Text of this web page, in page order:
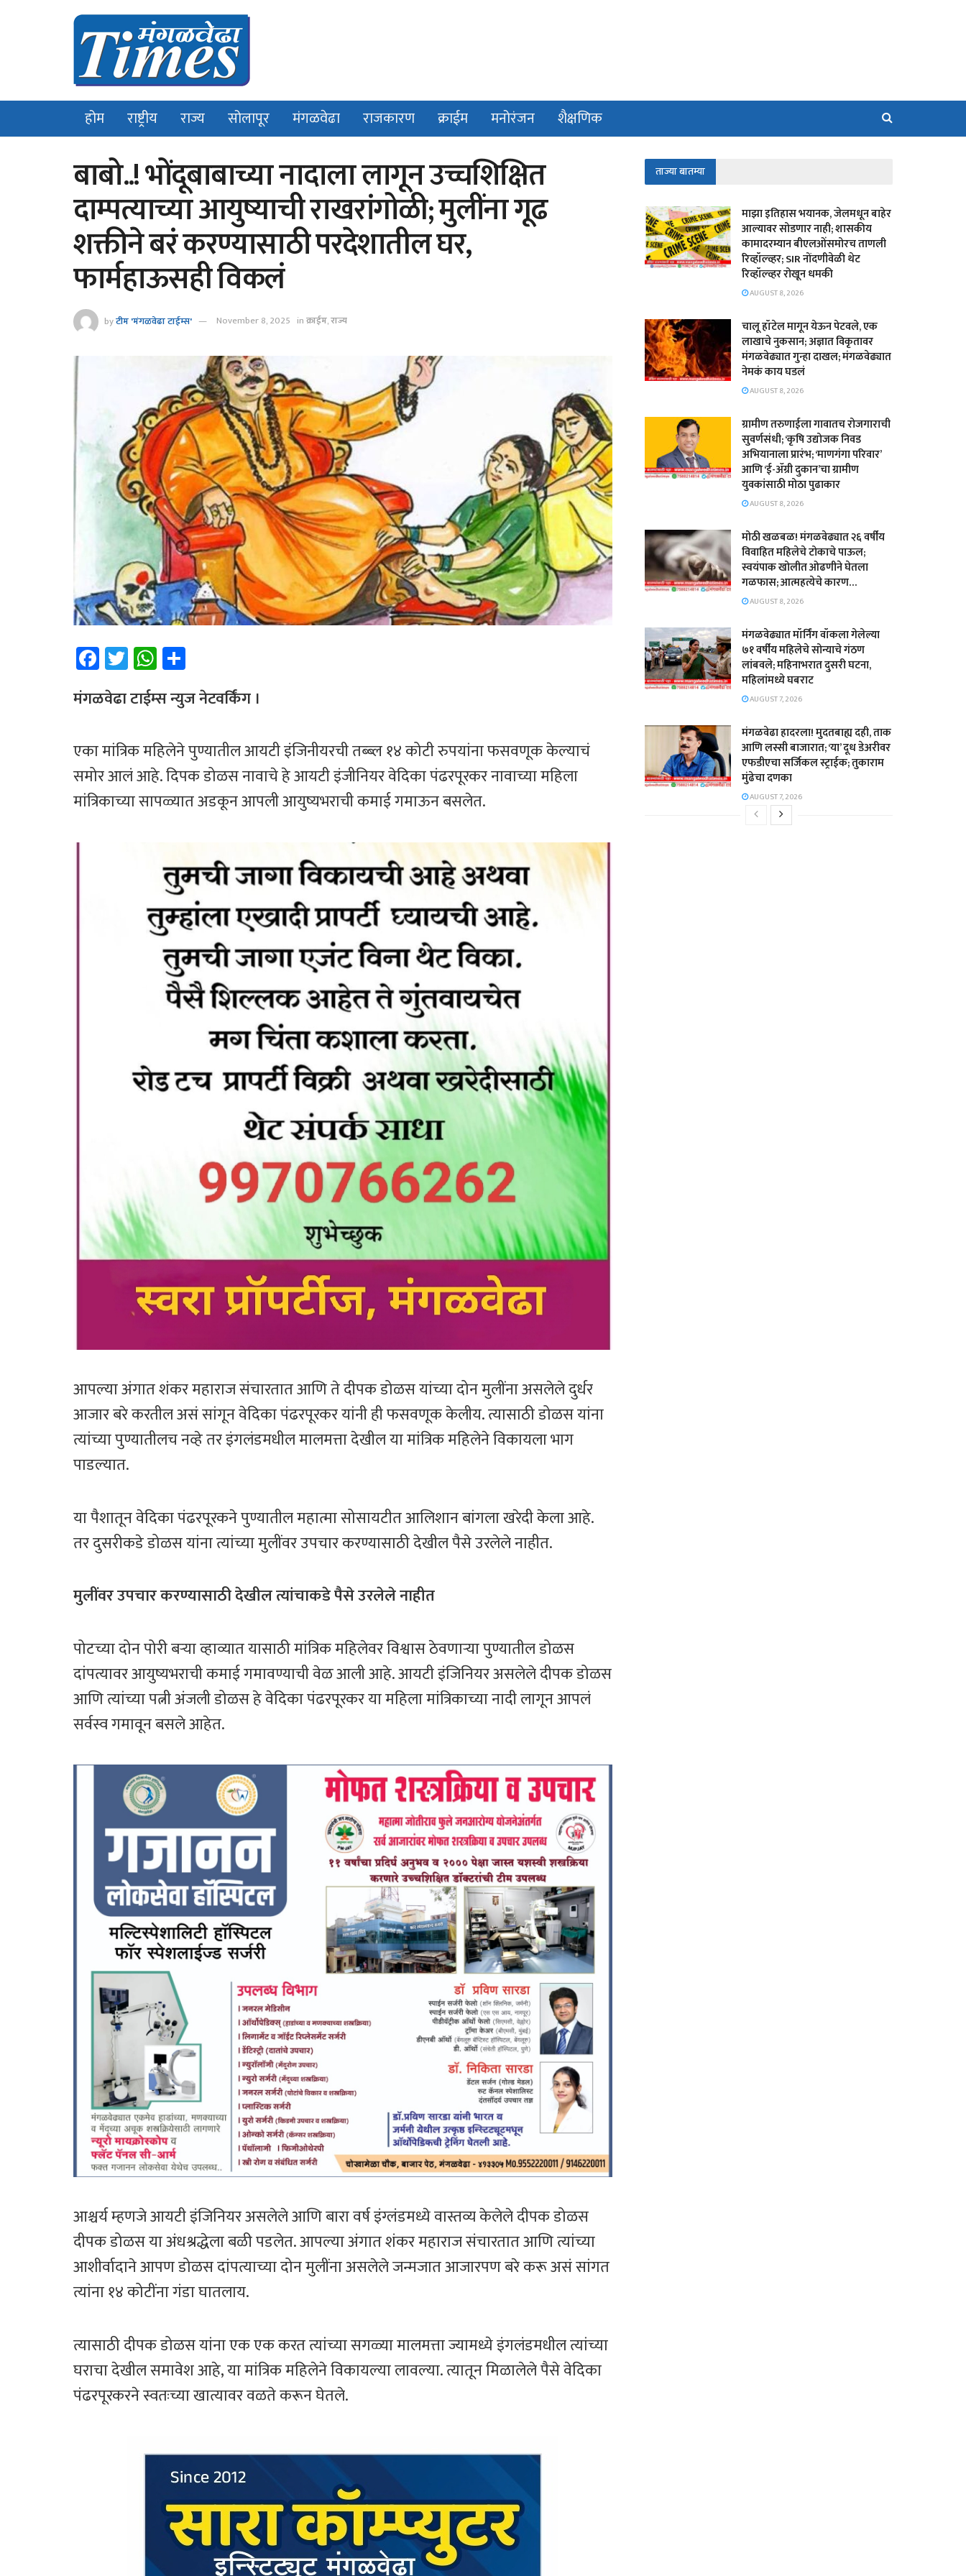
होम राष्ट्रीय राज्य सोलापूर मंगळवेढा राजकारण क्राईम मनोरंजन शैक्षणिक
बाबो..! भोंदूबाबाच्या नादाला लागून उच्चशिक्षित
दाम्पत्याच्या आयुष्याची राखरांगोळी; मुलींना गूढ
शक्तीने बरं करण्यासाठी परदेशातील घर,
फार्महाऊसही विकलं
byटीम 'मंगळवेढा टाईम्स' November 8, 2025 inक्राईम,राज्य
Fa
ce
b
ok
T
wi
tt
W
h
at
p
p
ar
e
मंगळवेढा टाईम्स न्युज नेटवर्किंग ।
एका मांत्रिक महिलेने पुण्यातील आयटी इंजिनीयरची तब्ब्ल १४ कोटी रुपयांना फसवणूक केल्याचं
समोर आलं आहे. दिपक डोळस नावाचे हे आयटी इंजीनियर वेदिका पंढरपूरकर नावाच्या महिला
मांत्रिकाच्या सापळ्यात अडकून आपली आयुष्यभराची कमाई गमाऊन बसलेत.
आपल्या अंगात शंकर महाराज संचारतात आणि ते दीपक डोळस यांच्या दोन मुलींना असलेले दुर्धर
आजार बरे करतील असं सांगून वेदिका पंढरपूरकर यांनी ही फसवणूक केलीय. त्यासाठी डोळस यांना
त्यांच्या पुण्यातीलच नव्हे तर इंगलंडमधील मालमत्ता देखील या मांत्रिक महिलेने विकायला भाग
पाडल्यात.
या पैशातून वेदिका पंढरपूरकने पुण्यातील महात्मा सोसायटीत आलिशान बांगला खरेदी केला आहे.
तर दुसरीकडे डोळस यांना त्यांच्या मुलींवर उपचार करण्यासाठी देखील पैसे उरलेले नाहीत.
मुलींवर उपचार करण्यासाठी देखील त्यांचाकडे पैसे उरलेले नाहीत
पोटच्या दोन पोरी बऱ्या व्हाव्यात यासाठी मांत्रिक महिलेवर विश्वास ठेवणाऱ्या पुण्यातील डोळस
दांपत्यावर आयुष्यभराची कमाई गमावण्याची वेळ आली आहे. आयटी इंजिनियर असलेले दीपक डोळस
आणि त्यांच्या पत्नी अंजली डोळस हे वेदिका पंढरपूरकर या महिला मांत्रिकाच्या नादी लागून आपलं
सर्वस्व गमावून बसले आहेत.
आश्चर्य म्हणजे आयटी इंजिनियर असलेले आणि बारा वर्ष इंग्लंडमध्ये वास्तव्य केलेले दीपक डोळस
दीपक डोळस या अंधश्रद्धेला बळी पडलेत. आपल्या अंगात शंकर महाराज संचारतात आणि त्यांच्या
आशीर्वादाने आपण डोळस दांपत्याच्या दोन मुलींना असलेले जन्मजात आजारपण बरे करू असं सांगत
त्यांना १४ कोटींना गंडा घातलाय.
त्यासाठी दीपक डोळस यांना एक एक करत त्यांच्या सगळ्या मालमत्ता ज्यामध्ये इंगलंडमधील त्यांच्या
घराचा देखील समावेश आहे, या मांत्रिक महिलेने विकायल्या लावल्या. त्यातून मिळालेले पैसे वेदिका
पंढरपूरकरने स्वतःच्या खात्यावर वळते करून घेतले.
ताज्या बातम्या
माझा इतिहास भयानक, जेलमधून बाहेर
आल्यावर सोडणार नाही; शासकीय
कामादरम्यान बीएलओंसमोरच ताणली
रिव्हॉल्व्हर; SIR नोंदणीवेळी थेट
रिव्हॉल्व्हर रोखून धमकी
AUGUST 8, 2026
चालू हॉटेल मागून येऊन पेटवले, एक
लाखाचे नुकसान; अज्ञात विकृतावर
मंगळवेढ्यात गुन्हा दाखल; मंगळवेढ्यात
नेमकं काय घडलं
AUGUST 8, 2026
​ग्रामीण तरुणाईला गावातच रोजगाराची
सुवर्णसंधी; ‘कृषि उद्योजक निवड
अभियानाला प्रारंभ; ‘माणगंगा परिवार’
आणि ‘ई-ॲग्री दुकान’चा ग्रामीण
युवकांसाठी मोठा पुढाकार
AUGUST 8, 2026
मोठी खळबळ! मंगळवेढ्यात २६ वर्षीय
विवाहित महिलेचे टोकाचे पाऊल;
स्वयंपाक खोलीत ओढणीने घेतला
गळफास; आत्महत्येचे कारण…
AUGUST 8, 2026
मंगळवेढ्यात मॉर्निंग वॉकला गेलेल्या
७१ वर्षीय महिलेचे सोन्याचे गंठण
लांबवले; महिनाभरात दुसरी घटना,
महिलांमध्ये घबराट
AUGUST 7, 2026
​मंगळवेढा हादरला! मुदतबाह्य दही, ताक
आणि लस्सी बाजारात; ‘या’ दूध डेअरीवर
एफडीएचा सर्जिकल स्ट्राईक; ​तुकाराम
मुंढेचा दणका
AUGUST 7, 2026